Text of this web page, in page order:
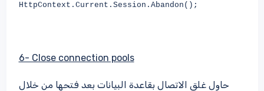
HttpContext.Current.Session.Abandon();
6- Close connection pools
حاول غلق الاتصال بقاعدة البيانات بعد فتحها من خلال